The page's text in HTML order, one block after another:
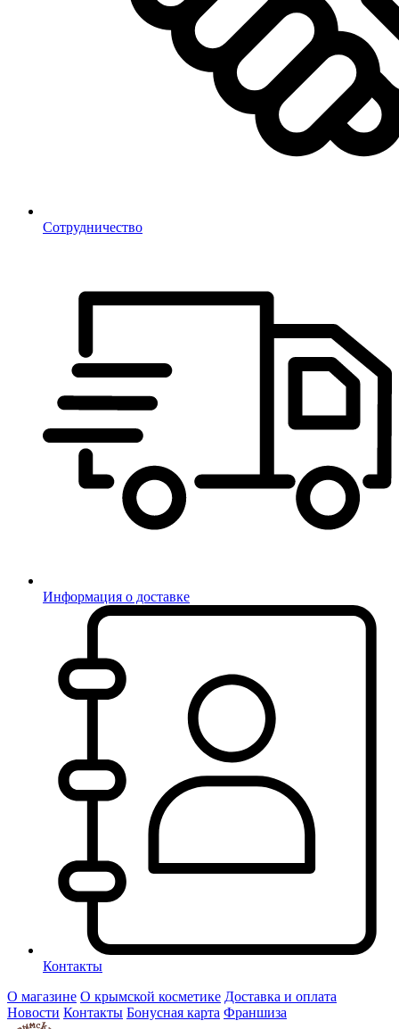
Сотрудничество
Информация о доставке
Контакты
О магазине О крымской косметике Доставка и оплата
Новости Контакты Бонусная карта Франшиза